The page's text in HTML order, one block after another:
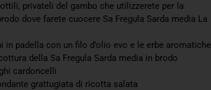
privateli del gambo che utilizzerete per la
dove farete cuocere Sa Fregula Sarda media La
in padella con un filo d’olio evo e le erbe aromatiche
della Sa Fregula Sarda media in brodo
cardoncelli
grattugiata di ricotta salata